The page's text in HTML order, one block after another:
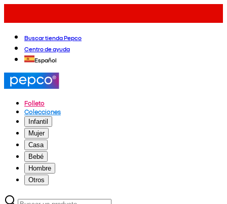
Buscar tienda Pepco
Centro de ayuda
Español
Folleto
Colecciones
Infantil
Mujer
Casa
Bebé
Hombre
Otros